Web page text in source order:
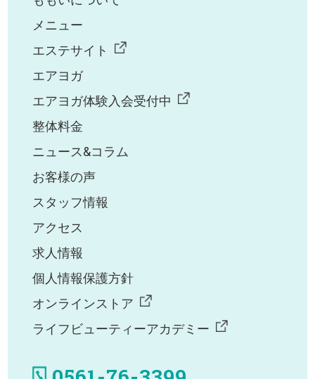
メニュー
エステサイト
エアヨガ
エアヨガ体験入会受付中
整体料金
ニュース&コラム
お客様の声
スタッフ情報
アクセス
求人情報
個人情報保護方針
オンラインストア
ライフビューティーアカデミー